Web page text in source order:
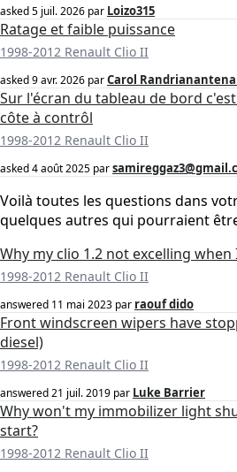
asked5 juil. 2026 par Loizo315
Ratage et faible puissance
1998-2012 Renault Clio II
asked9 avr. 2026 parCarol
Sur l'écran du tableau de bord
côte à contrôl
1998-2012 Renault Clio II
asked4 août 2025 par
Voilà toutes les questions dans
quelques autres qui pourraient
Why my clio 1.2 not excelling when
1998-2012 Renault Clio II
answered 11 mai 2023 par raouf dido
Front windscreen wipers have
diesel)
1998-2012 Renault Clio II
answered21 juil. 2019 par Luke Barrier
Why won't my immobilizer light
start?
1998-2012 Renault Clio II